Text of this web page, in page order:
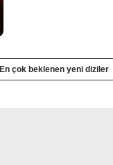
En çok beklenen yeni diziler